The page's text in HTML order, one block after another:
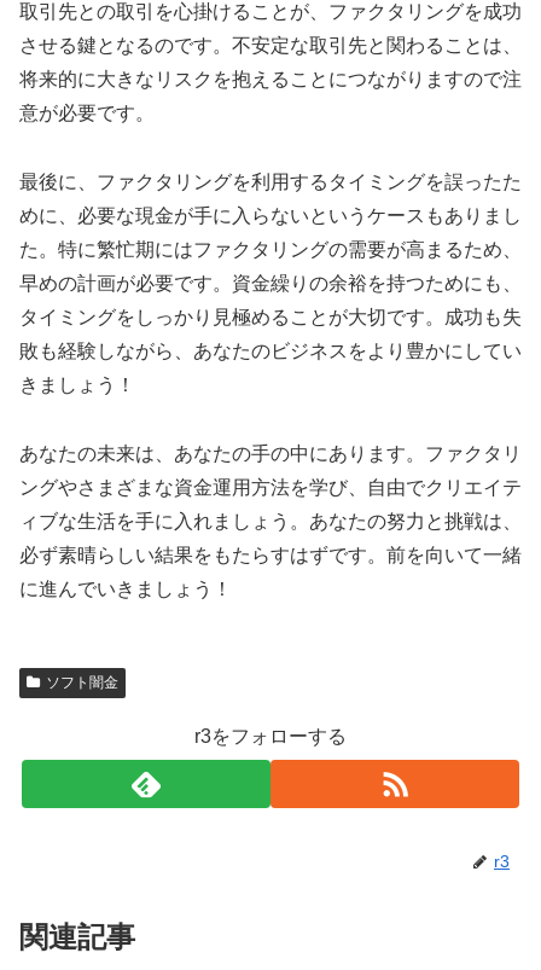
取引先との取引を心掛けることが、ファクタリングを成功
させる鍵となるのです。不安定な取引先と関わることは、
将来的に大きなリスクを抱えることにつながりますので注
意が必要です。
最後に、ファクタリングを利用するタイミングを誤ったた
めに、必要な現金が手に入らないというケースもありまし
た。特に繁忙期にはファクタリングの需要が高まるため、
早めの計画が必要です。資金繰りの余裕を持つためにも、
タイミングをしっかり見極めることが大切です。成功も失
敗も経験しながら、あなたのビジネスをより豊かにしてい
きましょう！
あなたの未来は、あなたの手の中にあります。ファクタリ
ングやさまざまな資金運用方法を学び、自由でクリエイテ
ィブな生活を手に入れましょう。あなたの努力と挑戦は、
必ず素晴らしい結果をもたらすはずです。前を向いて一緒
に進んでいきましょう！
ソフト闇金
r3をフォローする
r3
関連記事